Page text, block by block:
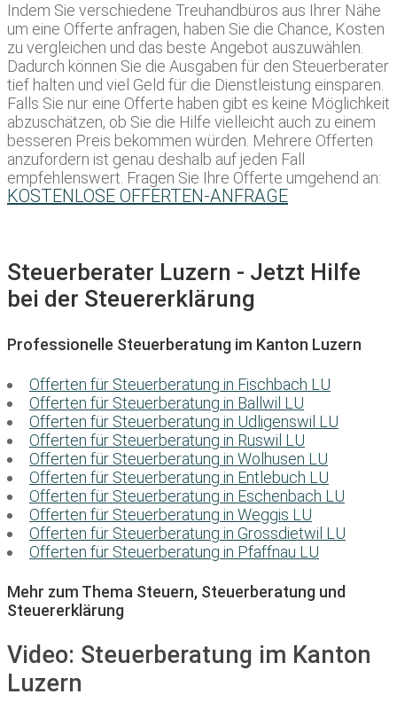
Indem Sie verschiedene Treuhandbüros aus Ihrer Nähe
um eine Offerte anfragen, haben Sie die Chance, Kosten
zu vergleichen und das beste Angebot auszuwählen.
Dadurch können Sie die Ausgaben für den Steuerberater
tief halten und viel Geld für die Dienstleistung einsparen.
Falls Sie nur eine Offerte haben gibt es keine Möglichkeit
abzuschätzen, ob Sie die Hilfe vielleicht auch zu einem
besseren Preis bekommen würden. Mehrere Offerten
anzufordern ist genau deshalb auf jeden Fall
empfehlenswert. Fragen Sie Ihre Offerte umgehend an:
KOSTENLOSE OFFERTEN-ANFRAGE
Steuerberater Luzern - Jetzt Hilfe
bei der Steuererklärung
Professionelle Steuerberatung im Kanton Luzern
Offerten für Steuerberatung in Fischbach LU
Offerten für Steuerberatung in Ballwil LU
Offerten für Steuerberatung in Udligenswil LU
Offerten für Steuerberatung in Ruswil LU
Offerten für Steuerberatung in Wolhusen LU
Offerten für Steuerberatung in Entlebuch LU
Offerten für Steuerberatung in Eschenbach LU
Offerten für Steuerberatung in Weggis LU
Offerten für Steuerberatung in Grossdietwil LU
Offerten für Steuerberatung in Pfaffnau LU
Mehr zum Thema Steuern, Steuerberatung und
Steuererklärung
Video: Steuerberatung im Kanton
Luzern